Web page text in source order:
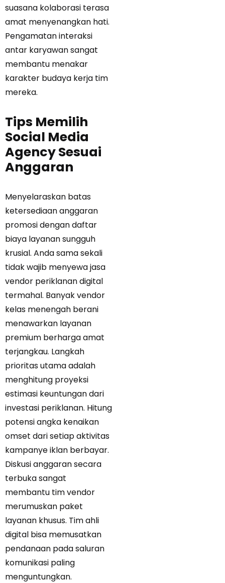
suasana kolaborasi terasa
amat menyenangkan hati.
Pengamatan interaksi
antar karyawan sangat
membantu menakar
karakter budaya kerja tim
mereka.
Tips Memilih
Social Media
Agency Sesuai
Anggaran
Menyelaraskan batas
ketersediaan anggaran
promosi dengan daftar
biaya layanan sungguh
krusial. Anda sama sekali
tidak wajib menyewa jasa
vendor periklanan digital
termahal. Banyak vendor
kelas menengah berani
menawarkan layanan
premium berharga amat
terjangkau. Langkah
prioritas utama adalah
menghitung proyeksi
estimasi keuntungan dari
investasi periklanan. Hitung
potensi angka kenaikan
omset dari setiap aktivitas
kampanye iklan berbayar.
Diskusi anggaran secara
terbuka sangat
membantu tim vendor
merumuskan paket
layanan khusus. Tim ahli
digital bisa memusatkan
pendanaan pada saluran
komunikasi paling
menguntungkan.